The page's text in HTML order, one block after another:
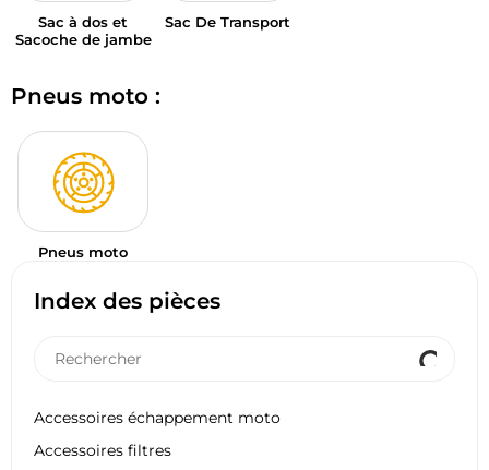
Index des pièces
Accessoires échappement moto
Accessoires filtres
Sac à dos et
Sacoche de jambe
Sac De Transport
Pneus moto :
Pneus moto